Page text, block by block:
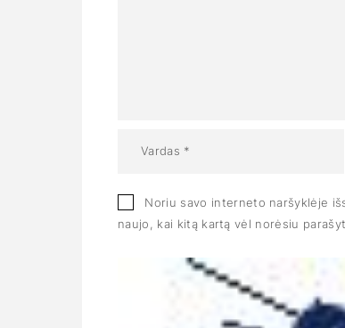
Noriu savo interneto naršyklėje
naujo, kai kitą kartą vėl norėsiu